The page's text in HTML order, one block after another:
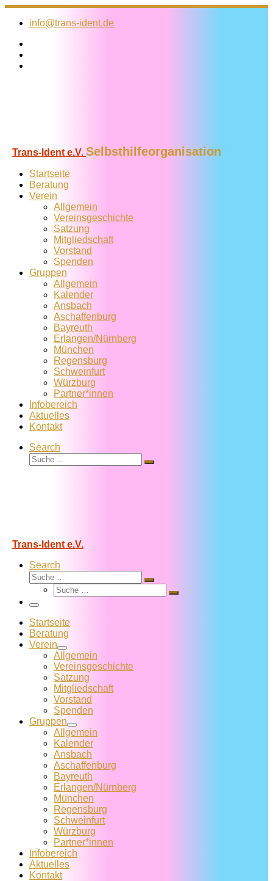
Zum
Inhalt
info@trans-ident.de
Trans-Ident e.V. Selbsthilfeorganisation
Startseite
Beratung
Verein
Allgemein
Vereins­geschichte
Satzung
Mitglied­schaft
Vorstand
Spenden
Gruppen
Allgemein
Kalender
Ansbach
Aschaffenburg
Bayreuth
Erlangen/Nürnberg
München
Regensburg
Schweinfurt
Würzburg
Partner*innen
Infobereich
Aktuelles
Kontakt
Search
Suche
Suche
Trans-Ident e.V.
Search
Suche
Suche
Suche
Suche
Menü
Startseite
Beratung
Verein
Allgemein
Vereins­geschichte
Satzung
Mitglied­schaft
Vorstand
Spenden
Gruppen
Allgemein
Kalender
Ansbach
Aschaffenburg
Bayreuth
Erlangen/Nürnberg
München
Regensburg
Schweinfurt
Würzburg
Partner*innen
Infobereich
Aktuelles
Kontakt